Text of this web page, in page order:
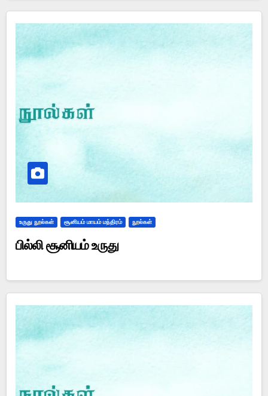
உருது நூல்கள் சூனியம் மாயம் மந்திரம் நூல்கள்
பில்லி சூனியம் உருது